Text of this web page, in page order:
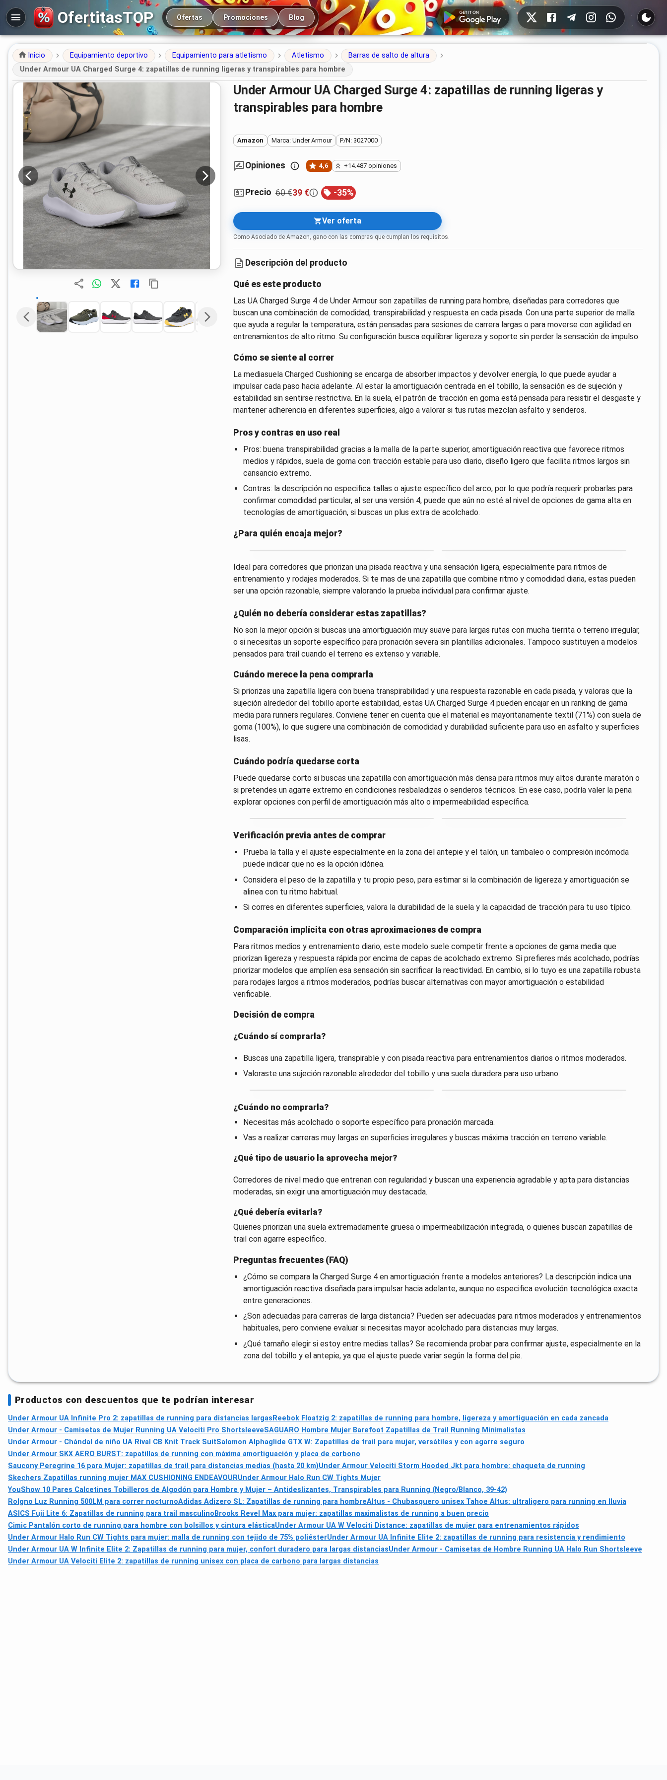
OfertitasTOP Navegación principal
Ofertas Promociones Blog
Redes sociales
Inicio Equipamiento deportivo Equipamiento para atletismo Atletismo
Barras de salto de altura
Under Armour UA Charged Surge 4: zapatillas de running ligeras y transpirables para hombre
Under Armour UA Charged Surge 4: zapatillas de running ligeras y
transpirables para hombre
Amazon Marca: Under Armour P/N: 3027000
Opiniones 4,6 +14.487 opiniones
Precio 60 €39 € -35%
Ver oferta
Como Asociado de Amazon, gano con las compras que cumplan los requisitos.
Descripción del producto
Qué es este producto
Las UA Charged Surge 4 de Under Armour son zapatillas de running para hombre, diseñadas para corredores que
buscan una combinación de comodidad, transpirabilidad y respuesta en cada pisada. Con una parte superior de malla
que ayuda a regular la temperatura, están pensadas para sesiones de carrera largas o para moverse con agilidad en
entrenamientos de alto ritmo. Su configuración busca equilibrar ligereza y soporte sin perder la sensación de impulso.
Cómo se siente al correr
La mediasuela Charged Cushioning se encarga de absorber impactos y devolver energía, lo que puede ayudar a
impulsar cada paso hacia adelante. Al estar la amortiguación centrada en el tobillo, la sensación es de sujeción y
estabilidad sin sentirse restrictiva. En la suela, el patrón de tracción en goma está pensada para resistir el desgaste y
mantener adherencia en diferentes superficies, algo a valorar si tus rutas mezclan asfalto y senderos.
Pros y contras en uso real
Pros: buena transpirabilidad gracias a la malla de la parte superior, amortiguación reactiva que favorece ritmos
medios y rápidos, suela de goma con tracción estable para uso diario, diseño ligero que facilita ritmos largos sin
cansancio extremo.
Contras: la descripción no especifica tallas o ajuste específico del arco, por lo que podría requerir probarlas para
confirmar comodidad particular, al ser una versión 4, puede que aún no esté al nivel de opciones de gama alta en
tecnologías de amortiguación, si buscas un plus extra de acolchado.
¿Para quién encaja mejor?
Ideal para corredores que priorizan una pisada reactiva y una sensación ligera, especialmente para ritmos de
entrenamiento y rodajes moderados. Si te mas de una zapatilla que combine ritmo y comodidad diaria, estas pueden
ser una opción razonable, siempre valorando la prueba individual para confirmar ajuste.
¿Quién no debería considerar estas zapatillas?
No son la mejor opción si buscas una amortiguación muy suave para largas rutas con mucha tierrita o terreno irregular,
o si necesitas un soporte específico para pronación severa sin plantillas adicionales. Tampoco sustituyen a modelos
pensados para trail cuando el terreno es extenso y variable.
Cuándo merece la pena comprarla
Si priorizas una zapatilla ligera con buena transpirabilidad y una respuesta razonable en cada pisada, y valoras que la
sujeción alrededor del tobillo aporte estabilidad, estas UA Charged Surge 4 pueden encajar en un ranking de gama
media para runners regulares. Conviene tener en cuenta que el material es mayoritariamente textil (71%) con suela de
goma (100%), lo que sugiere una combinación de comodidad y durabilidad suficiente para uso en asfalto y superficies
lisas.
Cuándo podría quedarse corta
Puede quedarse corto si buscas una zapatilla con amortiguación más densa para ritmos muy altos durante maratón o
si pretendes un agarre extremo en condiciones resbaladizas o senderos técnicos. En ese caso, podría valer la pena
explorar opciones con perfil de amortiguación más alto o impermeabilidad específica.
Verificación previa antes de comprar
Prueba la talla y el ajuste especialmente en la zona del antepie y el talón, un tambaleo o compresión incómoda
puede indicar que no es la opción idónea.
Considera el peso de la zapatilla y tu propio peso, para estimar si la combinación de ligereza y amortiguación se
alinea con tu ritmo habitual.
Si corres en diferentes superficies, valora la durabilidad de la suela y la capacidad de tracción para tu uso típico.
Comparación implícita con otras aproximaciones de compra
Para ritmos medios y entrenamiento diario, este modelo suele competir frente a opciones de gama media que
priorizan ligereza y respuesta rápida por encima de capas de acolchado extremo. Si prefieres más acolchado, podrías
priorizar modelos que amplíen esa sensación sin sacrificar la reactividad. En cambio, si lo tuyo es una zapatilla robusta
para rodajes largos a ritmos moderados, podrías buscar alternativas con mayor amortiguación o estabilidad
verificable.
Decisión de compra
¿Cuándo sí comprarla?
Buscas una zapatilla ligera, transpirable y con pisada reactiva para entrenamientos diarios o ritmos moderados.
Valoraste una sujeción razonable alrededor del tobillo y una suela duradera para uso urbano.
¿Cuándo no comprarla?
Necesitas más acolchado o soporte específico para pronación marcada.
Vas a realizar carreras muy largas en superficies irregulares y buscas máxima tracción en terreno variable.
¿Qué tipo de usuario la aprovecha mejor?
Corredores de nivel medio que entrenan con regularidad y buscan una experiencia agradable y apta para distancias
moderadas, sin exigir una amortiguación muy destacada.
¿Qué debería evitarla?
Quienes priorizan una suela extremadamente gruesa o impermeabilización integrada, o quienes buscan zapatillas de
trail con agarre específico.
Preguntas frecuentes (FAQ)
¿Cómo se compara la Charged Surge 4 en amortiguación frente a modelos anteriores? La descripción indica una
amortiguación reactiva diseñada para impulsar hacia adelante, aunque no especifica evolución tecnológica exacta
entre generaciones.
¿Son adecuadas para carreras de larga distancia? Pueden ser adecuadas para ritmos moderados y entrenamientos
habituales, pero conviene evaluar si necesitas mayor acolchado para distancias muy largas.
¿Qué tamaño elegir si estoy entre medias tallas? Se recomienda probar para confirmar ajuste, especialmente en la
zona del tobillo y el antepie, ya que el ajuste puede variar según la forma del pie.
Productos con descuentos que te podrían interesar
Under Armour UA Infinite Pro 2: zapatillas de running para distancias largas Reebok Floatzig 2: zapatillas de running para hombre, ligereza y amortiguación en cada zancada
Under Armour - Camisetas de Mujer Running UA Velociti Pro ShortsleeveSAGUARO Hombre Mujer Barefoot Zapatillas de Trail Running Minimalistas
Under Armour - Chándal de niño UA Rival CB Knit Track SuitSalomon Alphaglide GTX W: Zapatillas de trail para mujer, versátiles y con agarre seguro
Under Armour SKX AERO BURST: zapatillas de running con máxima amortiguación y placa de carbono
Saucony Peregrine 16 para Mujer: zapatillas de trail para distancias medias (hasta 20 km)Under Armour Velociti Storm Hooded Jkt para hombre: chaqueta de running
Skechers Zapatillas running mujer MAX CUSHIONING ENDEAVOURUnder Armour Halo Run CW Tights Mujer
YouShow 10 Pares Calcetines Tobilleros de Algodón para Hombre y Mujer – Antideslizantes, Transpirables para Running (Negro/Blanco, 39-42)
Rolgno Luz Running 500LM para correr nocturnoAdidas Adizero SL: Zapatillas de running para hombreAltus - Chubasquero unisex Tahoe Altus: ultraligero para running en lluvia
ASICS Fuji Lite 6: Zapatillas de running para trail masculino Brooks Revel Max para mujer: zapatillas maximalistas de running a buen precio
Cimic Pantalón corto de running para hombre con bolsillos y cintura elásticaUnder Armour UA W Velociti Distance: zapatillas de mujer para entrenamientos rápidos
Under Armour Halo Run CW Tights para mujer: malla de running con tejido de 75% poliésterUnder Armour UA Infinite Elite 2: zapatillas de running para resistencia y rendimiento
Under Armour UA W Infinite Elite 2: Zapatillas de running para mujer, confort duradero para largas distanciasUnder Armour - Camisetas de Hombre Running UA Halo Run Shortsleeve
Under Armour UA Velociti Elite 2: zapatillas de running unisex con placa de carbono para largas distancias